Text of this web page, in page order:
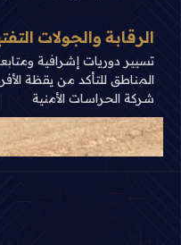
الرقابة والجولات
تسيير دوريات إشرافية
المناطق للتأكد من يقظة
شركة الحراسات الأمنية